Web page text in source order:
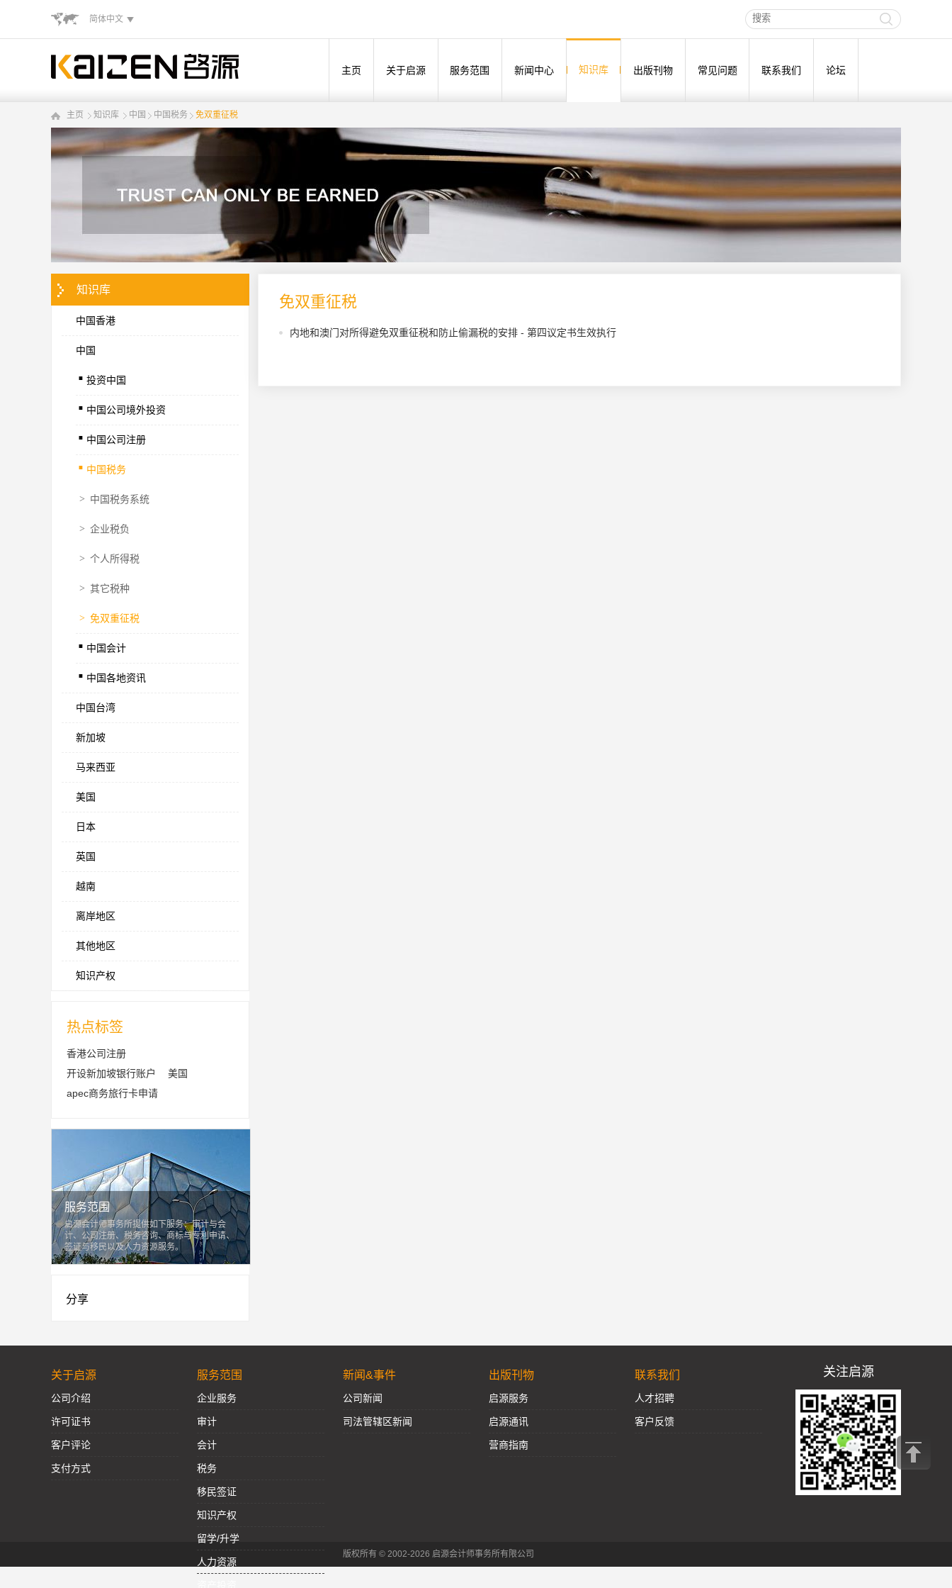
简体中文
主页 关于启源 服务范围 新闻中心 知识库 出版刊物 常见问题 联系我们 论坛
主页 知识库 中国 中国税务 免双重征税
知识库
中国香港
中国
. 投资中国
. 中国公司境外投资
. 中国公司注册
. 中国税务
> 中国税务系统
> 企业税负
> 个人所得税
> 其它税种
> 免双重征税
. 中国会计
. 中国各地资讯
中国台湾
新加坡
马来西亚
美国
日本
英国
越南
离岸地区
其他地区
知识产权
热点标签
香港公司注册
开设新加坡银行账户
美国
apec商务旅行卡申请
服务范围
启源会计师事务所提供如下服务：审计与会
计、公司注册、税务咨询、商标与专利申请、
签证与移民以及人力资源服务。
分享
免双重征税
内地和澳门对所得避免双重征税和防止偷漏税的安排 - 第四议定书生效执行
关于启源
公司介绍
许可证书
客户评论
支付方式
服务范围
企业服务
审计
会计
税务
移民签证
知识产权
留学/升学
人力资源
新闻&事件
公司新闻
司法管辖区新闻
出版刊物
启源服务
启源通讯
营商指南
联系我们
人才招聘
客户反馈
关注启源
版权所有 © 2002-2026 启源会计师事务所有限公司